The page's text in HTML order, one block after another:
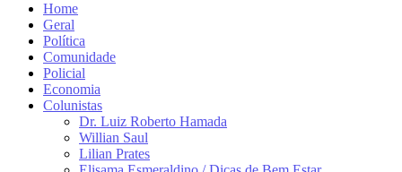
Home
Geral
Política
Comunidade
Policial
Economia
Colunistas
Dr. Luiz Roberto Hamada
Willian Saul
Lilian Prates